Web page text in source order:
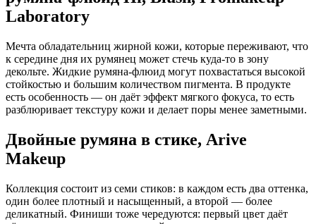
Laboratory
Мечта обладательниц жирной кожи, которые переживают, что
к середине дня их румянец может стечь куда‑то в зону
декольте. Жидкие румяна‑флюид могут похвастаться высокой
стойкостью и большим количеством пигмента. В продукте
есть особенность — он даёт эффект мягкого фокуса, то есть
разблюривает текстуру кожи и делает поры менее заметными.
Двойные румяна в стике, Arive
Makeup
Коллекция состоит из семи стиков: в каждом есть два оттенка,
один более плотный и насыщенный, а второй — более
деликатный. Финиши тоже чередуются: первый цвет даёт